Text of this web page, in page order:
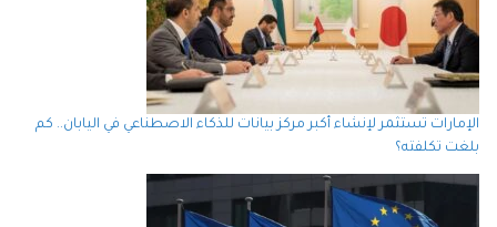
الإمارات تستثمر لإنشاء أكبر مركز بيانات للذكاء الاصطناعي في اليابان.. كم
بلغت تكلفته؟